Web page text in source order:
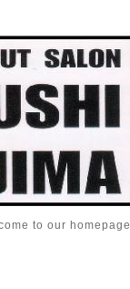
to our homepage